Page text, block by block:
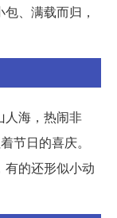
、满载而归，
人海，热闹非
节日的喜庆。
的还形似小动